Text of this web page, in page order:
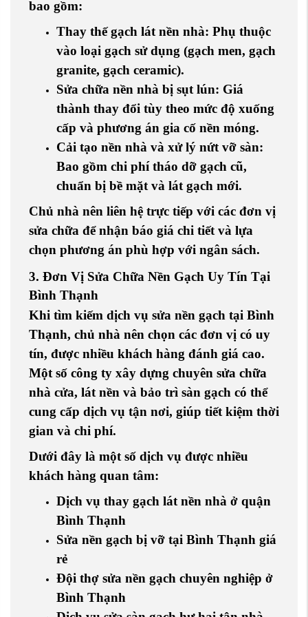
bao gồm:
Thay thế gạch lát nền nhà: Phụ thuộc
vào loại gạch sử dụng (gạch men, gạch
granite, gạch ceramic).
Sửa chữa nền nhà bị sụt lún: Giá
thành thay đổi tùy theo mức độ xuống
cấp và phương án gia cố nền móng.
Cải tạo nền nhà và xử lý nứt vỡ sàn:
Bao gồm chi phí tháo dỡ gạch cũ,
chuẩn bị bề mặt và lát gạch mới.
Chủ nhà nên liên hệ trực tiếp với các đơn vị
sửa chữa để nhận báo giá chi tiết và lựa
chọn phương án phù hợp với ngân sách.
3. Đơn Vị Sửa Chữa Nền Gạch Uy Tín Tại
Bình Thạnh
Khi tìm kiếm dịch vụ sửa nền gạch tại Bình
Thạnh, chủ nhà nên chọn các đơn vị có uy
tín, được nhiều khách hàng đánh giá cao.
Một số công ty xây dựng chuyên sửa chữa
nhà cửa, lát nền và bảo trì sàn gạch có thể
cung cấp dịch vụ tận nơi, giúp tiết kiệm thời
gian và chi phí.
Dưới đây là một số dịch vụ được nhiều
khách hàng quan tâm:
Dịch vụ thay gạch lát nền nhà ở quận
Bình Thạnh
Sửa nền gạch bị vỡ tại Bình Thạnh giá
rẻ
Đội thợ sửa nền gạch chuyên nghiệp ở
Bình Thạnh